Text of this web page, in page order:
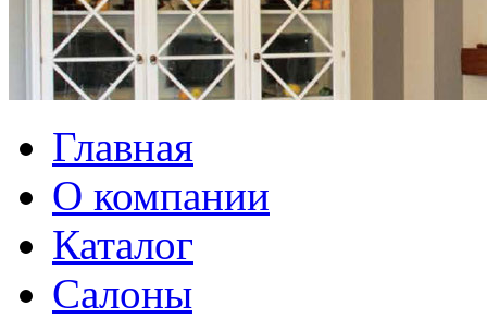
Главная
О компании
Каталог
Салоны